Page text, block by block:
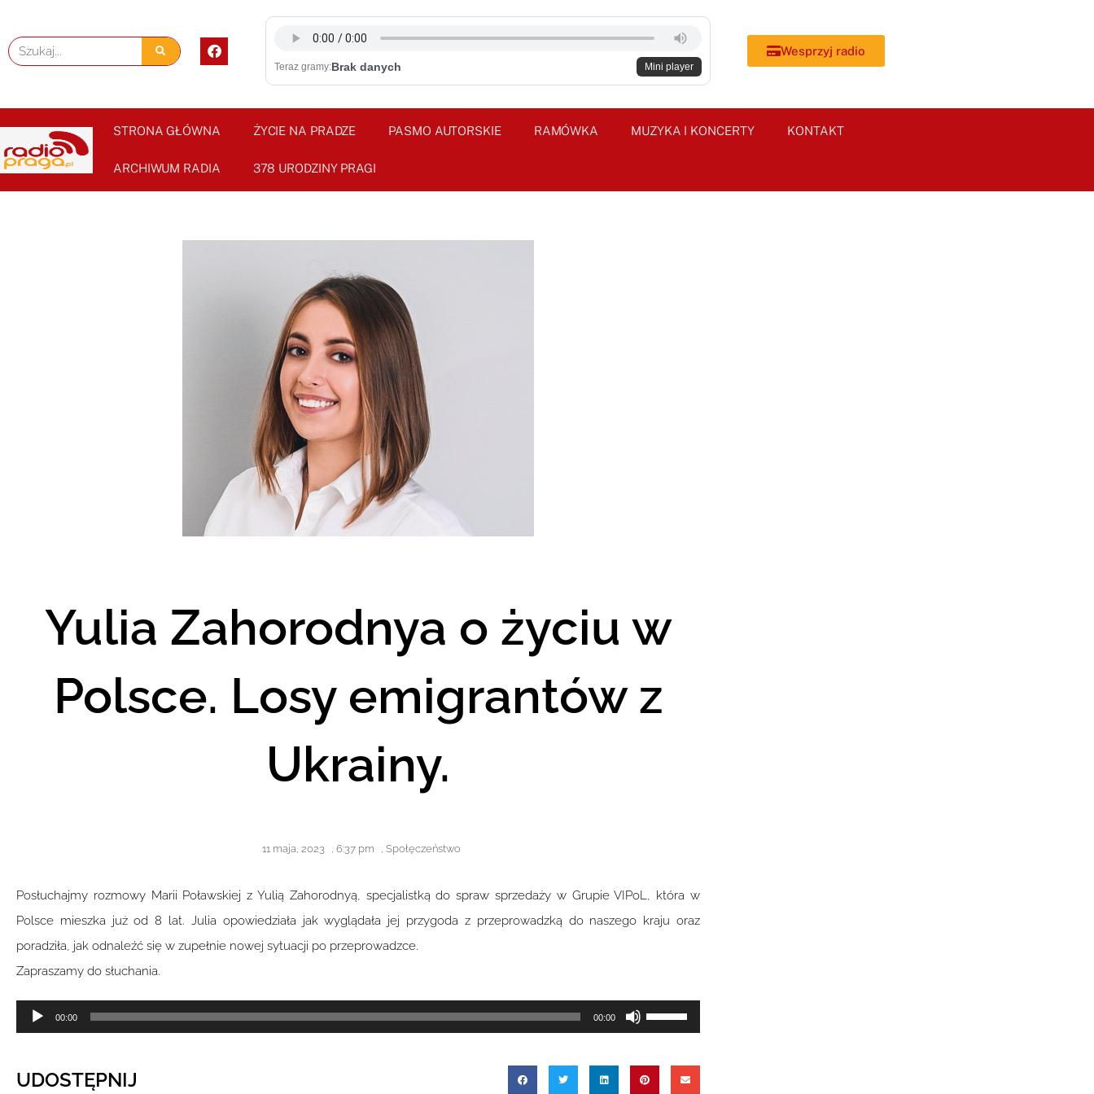
content
Szukaj
F
a
c
o
o
k
Teraz gramy:Brak danych Mini player
Wesprzyj radio
STRONA GŁÓWNA ŻYCIE NA PRADZE PASMO AUTORSKIE RAMÓWKA MUZYKA I KONCERTY KONTAKT
ARCHIWUM RADIA 378 URODZINY PRAGI
Yulia Zahorodnya o życiu w
Polsce. Losy emigrantów z
Ukrainy.
11 maja, 2023 , 6:37 pm , Społęczeństwo
Posłuchajmy rozmowy Marii Poławskiej z Yulią Zahorodnyą, specjalistką do spraw sprzedaży w Grupie VIPoL, która w
Polsce mieszka już od 8 lat. Julia opowiedziała jak wyglądała jej przygoda z przeprowadzką do naszego kraju oraz
poradziła, jak odnaleźć się w zupełnie nowej sytuacji po przeprowadzce.
Zapraszamy do słuchania.
Odtwarzacz
plików
00:00 00:00
Używaj
strzałek
do
góry
UDOSTĘPNIJ